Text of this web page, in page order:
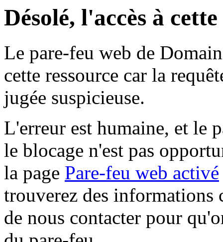
Désolé, l'accès à
Le pare-feu web de
cette ressource car la
jugée suspicieuse.
L'erreur est humaine, et le
le blocage n'est pas
la page Pare-feu web activé
trouverez des informations
de nous contacter pour